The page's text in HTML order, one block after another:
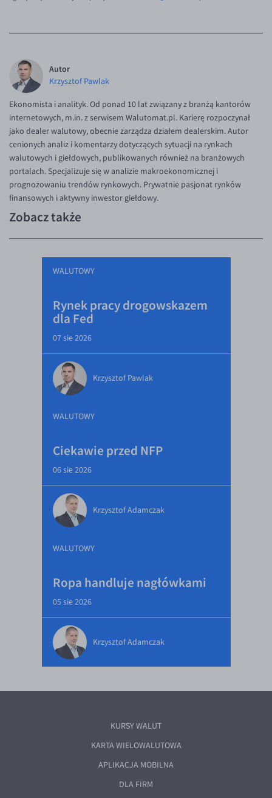
Autor
Krzysztof Pawlak
Ekonomista i analityk. Od ponad 10 lat związany z branżą kantorów
internetowych, m.in. z serwisem Walutomat.pl. Karierę rozpoczynał
jako dealer walutowy, obecnie zarządza działem dealerskim. Autor
cenionych analiz i komentarzy dotyczących sytuacji na rynkach
walutowych i giełdowych, publikowanych również na branżowych
portalach. Specjalizuje się w analizie makroekonomicznej i
prognozowaniu trendów rynkowych. Prywatnie pasjonat rynków
finansowych i aktywny inwestor giełdowy.
Zobacz także
WALUTOWY
Rynek pracy drogowskazem
dla Fed
07 sie 2026
Krzysztof Pawlak
WALUTOWY
Ciekawie przed NFP
06 sie 2026
Krzysztof Adamczak
WALUTOWY
Ropa handluje nagłówkami
05 sie 2026
Krzysztof Adamczak
KURSY WALUT
KARTA WIELOWALUTOWA
APLIKACJA MOBILNA
DLA FIRM